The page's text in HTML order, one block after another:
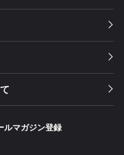
ルマガジン登録